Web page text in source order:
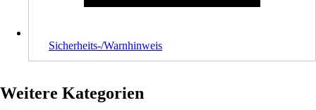
Sicherheits-/Warnhinweis
Weitere Kategorien